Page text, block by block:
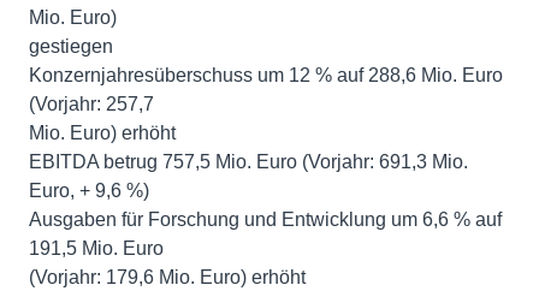
Mio. Euro)
gestiegen
Konzernjahresüberschuss um 12 % auf 288,6 Mio. Euro
(Vorjahr: 257,7
Mio. Euro) erhöht
EBITDA betrug 757,5 Mio. Euro (Vorjahr: 691,3 Mio.
Euro, + 9,6 %)
Ausgaben für Forschung und Entwicklung um 6,6 % auf
191,5 Mio. Euro
(Vorjahr: 179,6 Mio. Euro) erhöht